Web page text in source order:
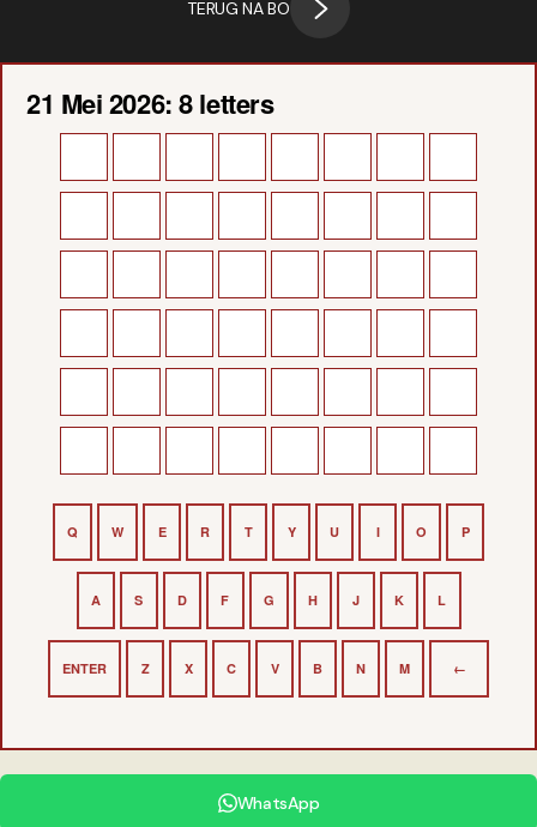
TERUG NA BO
21 Mei 2026: 8 letters
Q W E R T Y U I O P
A S D F G H J K L
ENTER Z X C V B N M ←
WhatsApp